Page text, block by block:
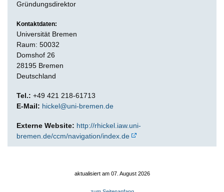
Gründungsdirektor
Kontaktdaten:
Universität Bremen
Raum: 50032
Domshof 26
28195 Bremen
Deutschland
Tel.: +49 421 218-61713
E-Mail: hickel@uni-bremen.de
Externe Website: http://rhickel.iaw.uni-
bremen.de/ccm/navigation/index.de
aktualisiert am 07. August 2026